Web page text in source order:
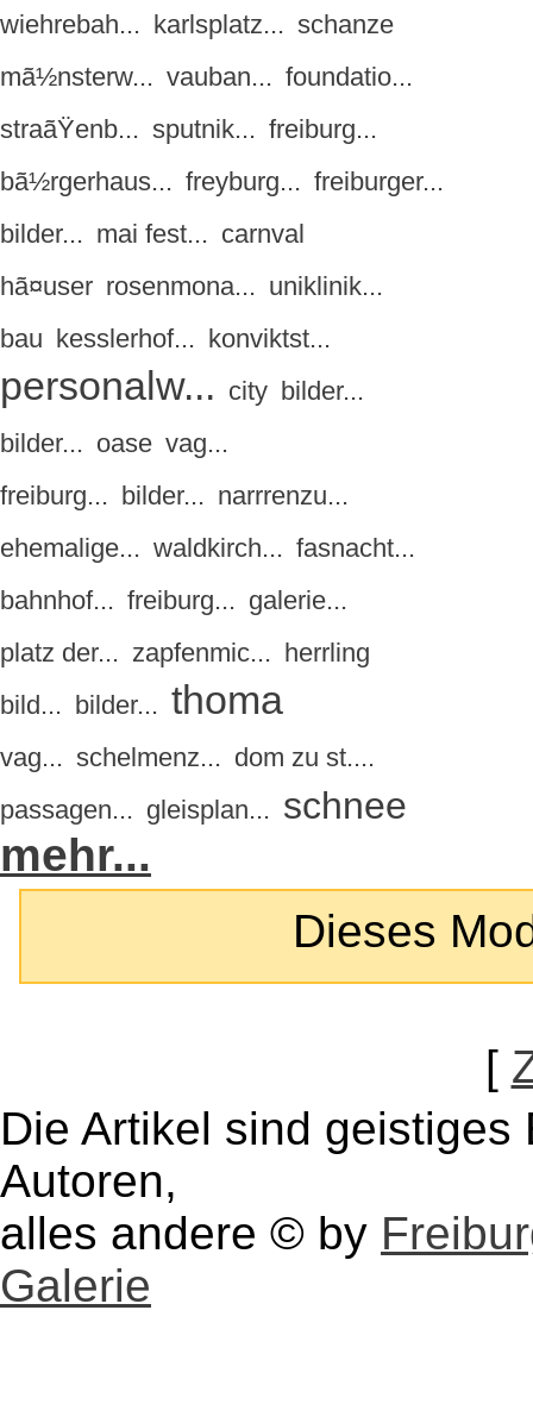
wiehrebah... karlsplatz... schanze
mã½nsterw... vauban... foundatio...
straãŸenb... sputnik... freiburg...
bã½rgerhaus... freyburg... freiburger...
bilder... mai fest... carnval
hã¤user rosenmona... uniklinik...
bau kesslerhof... konviktst...
personalw... city bilder...
bilder... oase vag...
freiburg... bilder... narrrenzu...
ehemalige... waldkirch... fasnacht...
bahnhof... freiburg... galerie...
platz der... zapfenmic... herrling
bild... bilder... thoma
vag... schelmenz... dom zu st....
passagen... gleisplan... schnee
mehr...
Dieses
[
Die Artikel sind
Autoren,
alles andere © by
Galerie